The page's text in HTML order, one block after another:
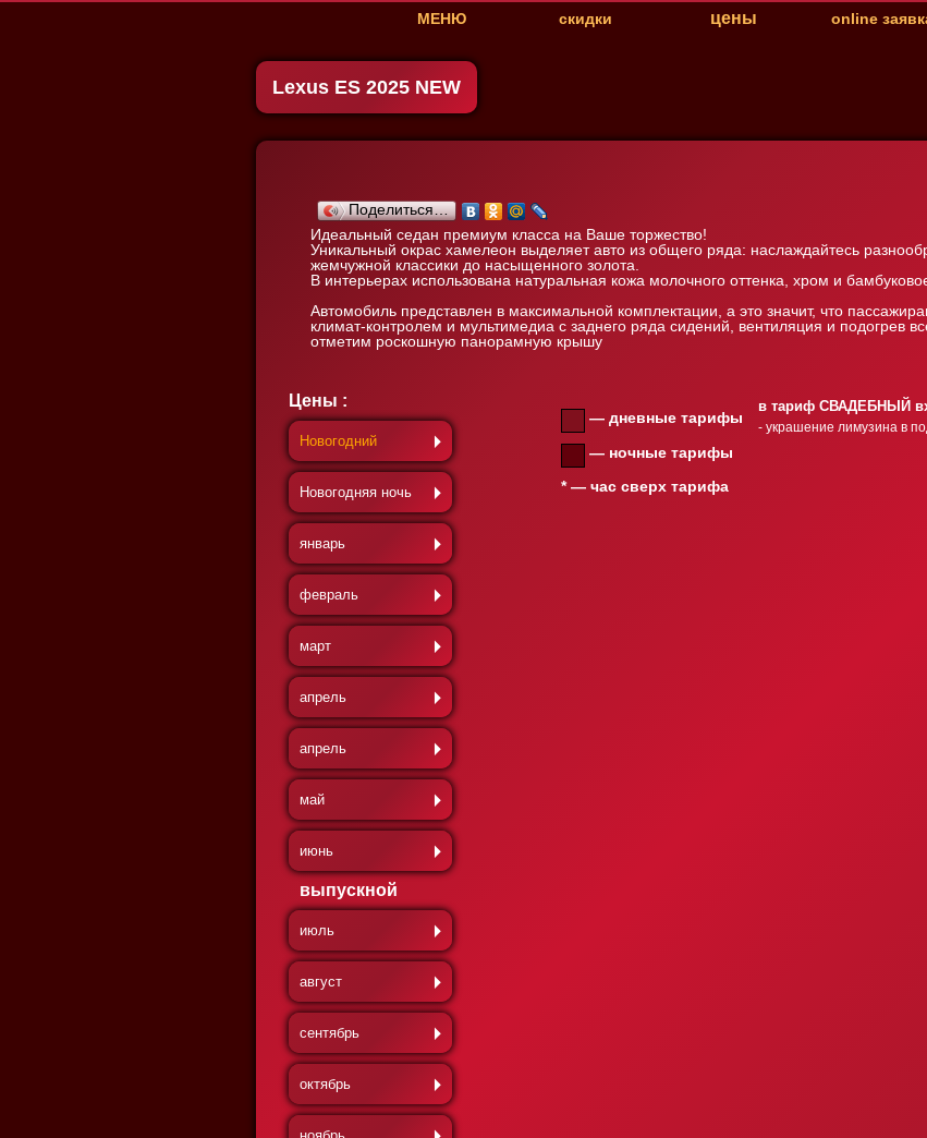
МЕНЮ
Party bus
Лимузины
отзывы
советы
вакансии
скидки цены online
Lexus ES 2025 NEW
Поделиться…
Идеальный седан премиум класса на Ваше торжество!
Уникальный окрас хамелеон выделяет авто из общего ряда: наслаждайтесь
жемчужной классики до насыщенного золота.
В интерьерах использована натуральная кожа молочного оттенка, хром и
Автомобиль представлен в максимальной комплектации, а это значит, что
климат-контролем и мультимедиа с заднего ряда сидений, вентиляция и подогрев
отметим роскошную панорамную крышу
Цены :
Новогодний
Новогодняя ночь
январь
февраль
март
апрель
апрель
май
июнь
выпускной
июль
август
сентябрь
октябрь
— дневные тарифы
— ночные тарифы
* — час сверх тарифа
в тариф СВАДЕБНЫЙ
- украшение лимузина в